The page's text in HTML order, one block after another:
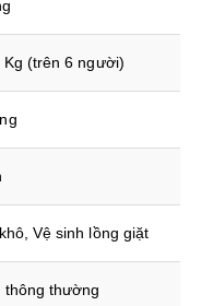
Kg (trên 6 người)
Vệ sinh lồng giặt
thông thường